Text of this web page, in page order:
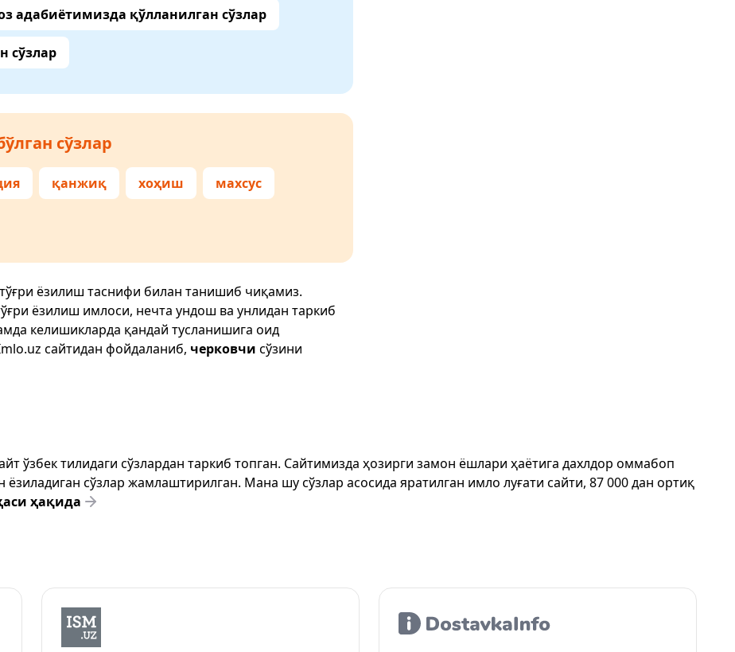
адабиётимизда қўлланилган сўзлар
сўзлар
сўзлар
қанжиқ хоҳиш махсус
ёзилиш таснифи билан танишиб чиқамиз.
ёзилиш имлоси, нечта ундош ва унлидан таркиб
келишикларда қандай тусланишига оид
сайтидан фойдаланиб, черковчи сўзини
ўзбек тилидаги сўзлардан таркиб топган. Сайтимизда ҳозирги замон ёшлари ҳаётига дахлдор оммабоп
ёзиладиган сўзлар жамлаштирилган. Мана шу сўзлар асосида яратилган имло луғати сайти, 87 000 дан ортиқ
ҳақида